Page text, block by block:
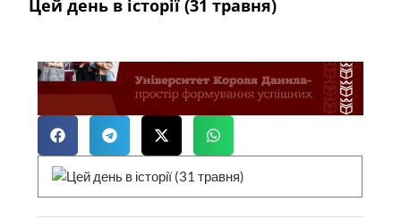
Цей день в історії (31 травня)